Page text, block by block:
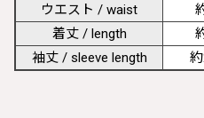
ウエスト / waist
着丈 / length
袖丈 / sleeve length